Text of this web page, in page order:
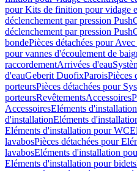
pour Kits de finition pour vidage
déclenchement par pression
déclenchement par pression
bondePièces détachées pour
pour vannes d'écoulement de
raccordementArrivées d'eau
d'eauGeberit DuofixParoisPièces
porteursPièces détachées pour
porteursRevêtementsAccessoires
AccessoiresEléments d'installation
d'installationEléments
Eléments d'installation pour WC
lavabosPièces détachées pour
lavabosEléments d'installation
Eléments d'installation pour bidets